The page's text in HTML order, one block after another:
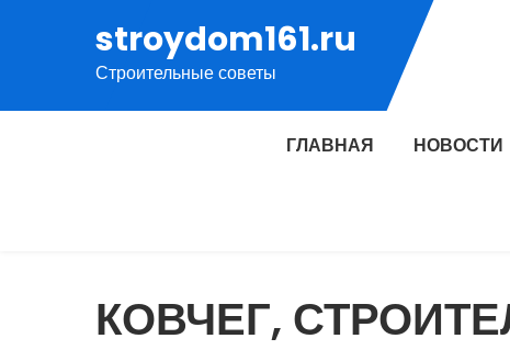
содержимому
stroydom161.ru
Строительные советы
ГЛАВНАЯ НОВОСТИ
КОВЧЕГ,